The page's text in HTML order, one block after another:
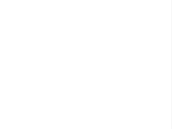
5 hvězdiček.